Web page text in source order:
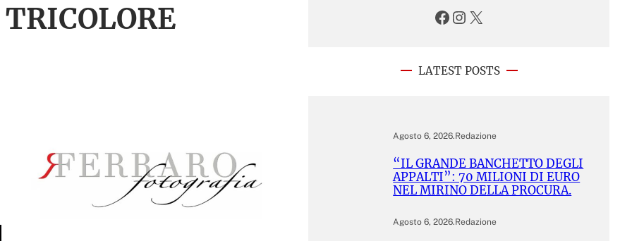
Facebook Instagram X
LATEST POSTS
Agosto 6, 2026.Redazione
“IL GRANDE BANCHETTO DEGLI
APPALTI”: 70 MILIONI DI EURO
NEL MIRINO DELLA PROCURA.
Agosto 6, 2026.Redazione